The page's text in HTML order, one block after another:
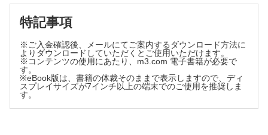
特記事項
※ご入金確認後、メールにてご案内するダウンロード方法に
よりダウンロードしていただくとご使用いただけます。
※コンテンツの使用にあたり、m3.com 電子書籍が必要で
す。
※eBook版は、書籍の体裁そのままで表示しますので、ディ
スプレイサイズが7インチ以上の端末でのご使用を推奨しま
す。